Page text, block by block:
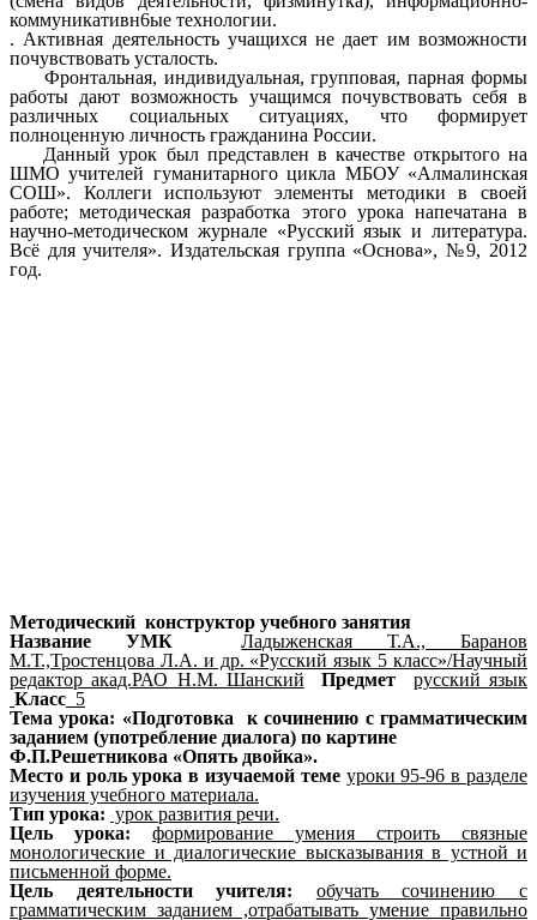
коммуникативн6ые технологии.
. Активная деятельность учащихся не дает им возможности
почувствовать усталость.
Фронтальная, индивидуальная, групповая, парная формы
работы дают возможность учащимся почувствовать себя в
различных социальных ситуациях, что формирует
полноценную личность гражданина России.
Данный урок был представлен в качестве открытого на
ШМО учителей гуманитарного цикла МБОУ «Алмалинская
СОШ». Коллеги используют элементы методики в своей
работе; методическая разработка этого урока напечатана в
научно-методическом журнале «Русский язык и литература.
Всё для учителя». Издательская группа «Основа», №9, 2012
год.
Методический конструктор учебного занятия
Название УМК
Ладыженская Т.А., Баранов
М.Т.,Тростенцова Л.А. и др. «Русский язык 5 класс»/Научный
редактор акад.РАО Н.М. Шанский
Предмет русский язык
Класс 5
Тема урока: «Подготовка к сочинению с грамматическим
заданием (употребление диалога) по картине
Ф.П.Решетникова «Опять двойка».
Место и роль урока в изучаемой теме уроки 95-96 в разделе
изучения учебного материала.
Тип урока: урок развития речи.
Цель урока: формирование умения строить связные
монологические и диалогические высказывания в устной и
письменной форме.
Цель деятельности учителя: обучать сочинению с
грамматическим заданием ,отрабатывать умение правильно